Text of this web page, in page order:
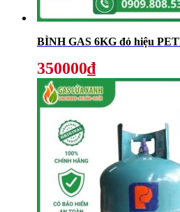
BÌNH GAS 6KG đỏ hiệu
350000₫